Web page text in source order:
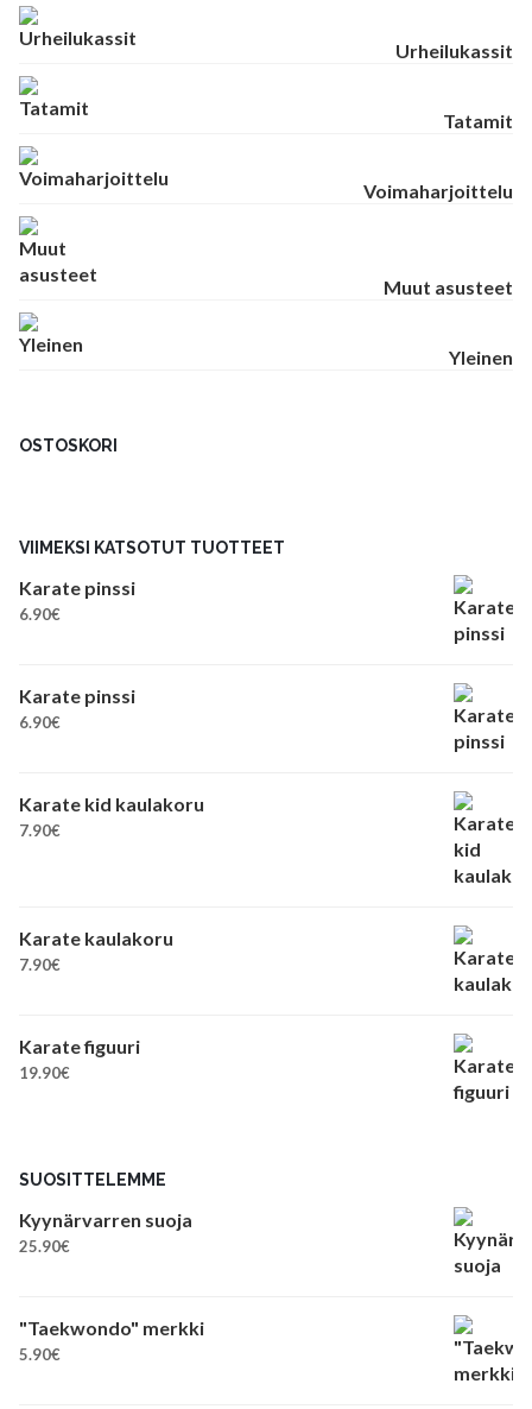
Urheilukassit
Tatamit
Voimaharjoittelu
Muut asusteet
Yleinen
OSTOSKORI
VIIMEKSI KATSOTUT TUOTTEET
Karate pinssi
6.90€
Karate pinssi
6.90€
Karate kid kaulakoru
7.90€
Karate kaulakoru
7.90€
Karate figuuri
19.90€
SUOSITTELEMME
Kyynärvarren suoja
25.90€
"Taekwondo" merkki
5.90€